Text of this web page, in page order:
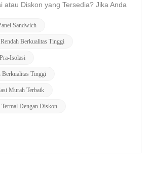
atau Diskon yang Tersedia? Jika Anda
diskon yang sedang berlangsung,
Sandwich
Berkualitas Tinggi
Isolasi
Berkualitas Tinggi
Murah Terbaik
Dengan Diskon